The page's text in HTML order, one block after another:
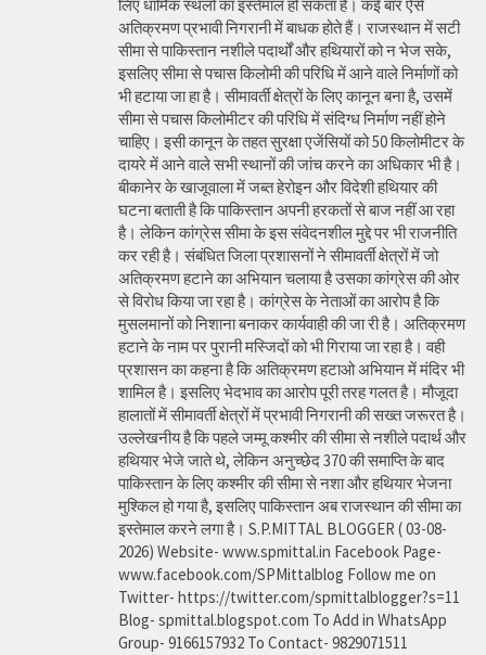
लिए धार्मिक स्थलों का इस्तेमाल हो सकता है। कई बार ऐसे
अतिक्रमण प्रभावी निगरानी में बाधक होते हैं। राजस्थान में सटी
सीमा से पाकिस्तान नशीले पदार्थों और हथियारों को न भेज सके,
इसलिए सीमा से पचास किलोमी की परिधि में आने वाले निर्माणों को
भी हटाया जा हा है। सीमावर्ती क्षेत्रों के लिए कानून बना है, उसमें
सीमा से पचास किलोमीटर की परिधि में संदिग्ध निर्माण नहीं होने
चाहिए। इसी कानून के तहत सुरक्षा एजेंसियों को 50 किलोमीटर के
दायरे में आने वाले सभी स्थानों की जांच करने का अधिकार भी है।
बीकानेर के खाजूवाला में जब्त हेरोइन और विदेशी हथियार की
घटना बताती है कि पाकिस्तान अपनी हरकतों से बाज नहीं आ रहा
है। लेकिन कांग्रेस सीमा के इस संवेदनशील मुद्दे पर भी राजनीति
कर रही है। संबंधित जिला प्रशासनों ने सीमावर्ती क्षेत्रों में जो
अतिक्रमण हटाने का अभियान चलाया है उसका कांग्रेस की ओर
से विरोध किया जा रहा है। कांग्रेस के नेताओं का आरोप है कि
मुसलमानों को निशाना बनाकर कार्यवाही की जा री है। अतिक्रमण
हटाने के नाम पर पुरानी मस्जिदों को भी गिराया जा रहा है। वही
प्रशासन का कहना है कि अतिक्रमण हटाओ अभियान में मंदिर भी
शामिल है। इसलिए भेदभाव का आरोप पूरी तरह गलत है। मौजूदा
हालातों में सीमावर्ती क्षेत्रों में प्रभावी निगरानी की सख्त जरूरत है।
उल्लेखनीय है कि पहले जम्मू कश्मीर की सीमा से नशीले पदार्थ और
हथियार भेजे जाते थे, लेकिन अनुच्छेद 370 की समाप्ति के बाद
पाकिस्तान के लिए कश्मीर की सीमा से नशा और हथियार भेजना
मुश्किल हो गया है, इसलिए पाकिस्तान अब राजस्थान की सीमा का
इस्तेमाल करने लगा है। S.P.MITTAL BLOGGER ( 03-08-
2026) Website- www.spmittal.in Facebook Page-
www.facebook.com/SPMittalblog Follow me on
Twitter- https://twitter.com/spmittalblogger?s=11
Blog- spmittal.blogspot.com To Add in WhatsApp
Group- 9166157932 To Contact- 9829071511